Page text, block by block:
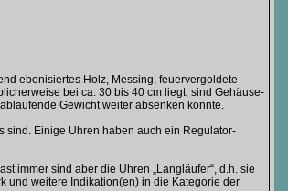
ebonisiertes Holz, Messing, feuervergoldete
bei ca. 30 bis 40 cm liegt, sind Gehäuse-
Gewicht weiter absenken konnte.
sind. Einige Uhren haben auch ein Regulator-
immer sind aber die Uhren „Langläufer“, d.h. sie
und weitere Indikation(en) in die Kategorie der